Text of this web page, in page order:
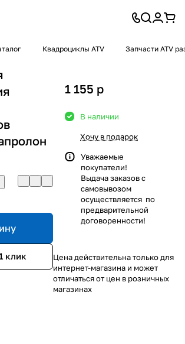
Квадроциклы ATV Запчасти ATV
клик
1 155 p
В наличии
Хочу в подарок
Уважаемые
покупатели!
Выдача заказов с
самовывозом
осуществляется по
предварительной
договоренности!
Цена действительна только для
интернет-магазина и может
отличаться от цен в розничных
магазинах